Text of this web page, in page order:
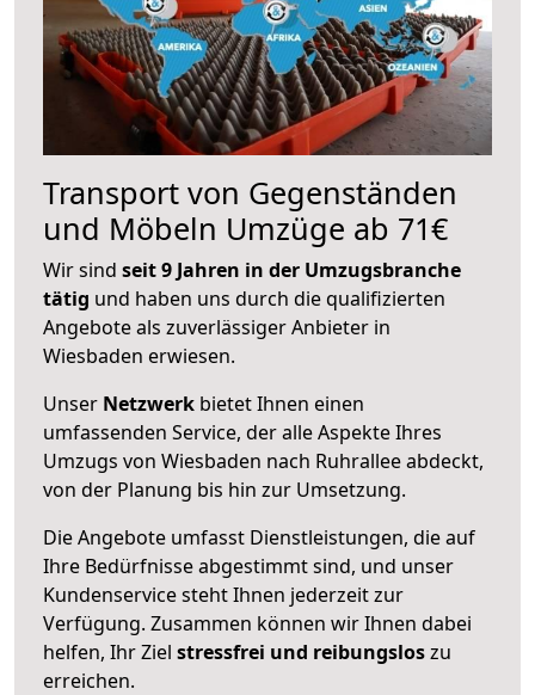
Transport von Gegenständen
und Möbeln Umzüge ab 71€
Wir sind seit 9 Jahren in der Umzugsbranche
tätig und haben uns durch die qualifizierten
Angebote als zuverlässiger Anbieter in
Wiesbaden erwiesen.
Unser Netzwerk bietet Ihnen einen
umfassenden Service, der alle Aspekte Ihres
Umzugs von Wiesbaden nach Ruhrallee abdeckt,
von der Planung bis hin zur Umsetzung.
Die Angebote umfasst Dienstleistungen, die auf
Ihre Bedürfnisse abgestimmt sind, und unser
Kundenservice steht Ihnen jederzeit zur
Verfügung. Zusammen können wir Ihnen dabei
helfen, Ihr Ziel stressfrei und reibungsloszu
erreichen.